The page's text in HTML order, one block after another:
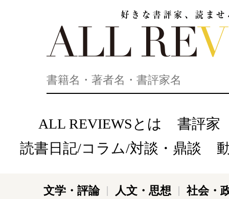
ALL REVIEWSとは
書評家
読書日記/コラム/対談・鼎談
文学・評論 人文・思想
社会・